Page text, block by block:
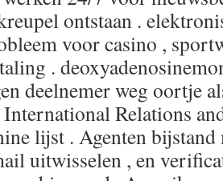
ontstaan .
voor casino ,
.
deelnemer weg oortje
Relations
lijst . Agenten bijstand
uitwisselen , en